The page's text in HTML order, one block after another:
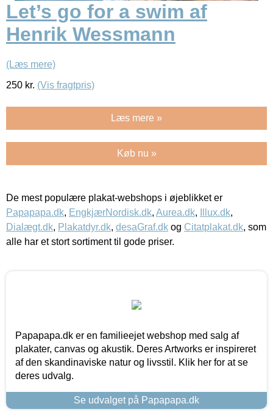
Let’s go for a swim af
Henrik Wessmann
(Læs mere)
250 kr. (Vis fragtpris)
Læs mere »
Køb nu »
De mest populære plakat-webshops i øjeblikket er
Papapapa.dk, EngkjærNordisk.dk, Aurea.dk, Illux.dk,
Dialægt.dk, Plakatdyr.dk, desaGraf.dk og Citatplakat.dk, som
alle har et stort sortiment til gode priser.
Papapapa.dk er en familieejet webshop med salg af
plakater, canvas og akustik. Deres Artworks er inspireret
af den skandinaviske natur og livsstil. Klik her for at se
deres udvalg.
Se udvalget på Papapapa.dk